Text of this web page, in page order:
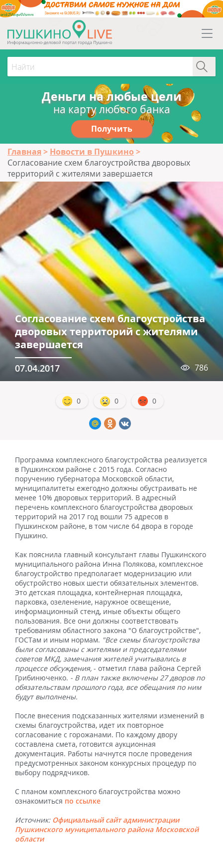
erid:2Vtzqw6Vsmm
Деньги на любые цели
на карту любого банка
Получить
Главная
Новости в Пушкино
Согласование схем благоустройства дворовых
территорий с жителями завершается
Согласование схем благоустройства
дворовых территорий с жителями
завершается
07.04.2017 786
0 0 0
Программа комплексного благоустройства реализуется
в Пушкинском районе с 2015 года. Согласно
поручению губернатора Московской области,
муниципалитеты ежегодно должны обустраивать не
менее 10% дворовых территорий. В адресный
перечень комплексного благоустройства дворовых
территорий на 2017 год вошли 75 адресов в
Пушкинском районе, в том числе 64 двора в городе
Пушкино.
Как пояснила главный консультант главы Пушкинского
муниципального района Инна Полякова, комплексное
благоустройство предполагает модернизацию или
обустройство новых шести обязательных элементов.
Это детская площадка, контейнерная площадка,
парковка, озеленение, наружное освещение,
информационный стенд, иные объекты общего
пользования. Все они должны соответствовать
требованиям областного закона "О благоустройстве",
ГОСТам и иным нормам. "Все схемы благоустройства
были согласованы с жителями и председателями
советов МКД, замечания жителей учитывались в
процессе обсуждения, - отметил глава района Сергей
Грибинюченко. - В план также включены 27 дворов по
обязательствам прошлого года, все обещания по ним
будут выполнены.
После внесения подсказанных жителями изменений в
схемы благоустройства, идет их повторное
согласование с горожанами. По каждому двору
составлена смета, готовится аукционная
документация. Работы начнутся после проведения
предусмотренных законом конкурсных процедур по
выбору подрядчиков.
С планом комплексного благоустройства можно
ознакомиться по ссылке
Источник: Официальный сайт администрации
Пушкинского муниципального района Московской
области